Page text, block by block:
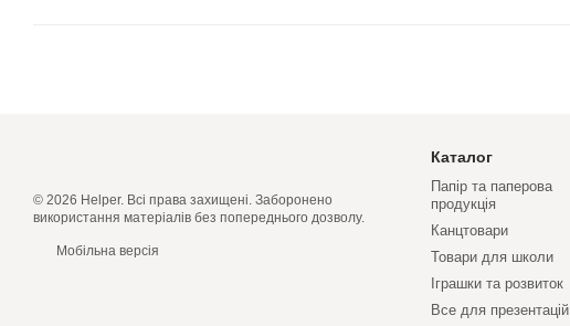
© 2026 Helper. Всі права захищені. Заборонено
використання матеріалів без попереднього дозволу.
Мобільна версія
Каталог
Папір та паперова
продукція
Канцтовари
Товари для школи
Іграшки та розвиток
Все для презентацій